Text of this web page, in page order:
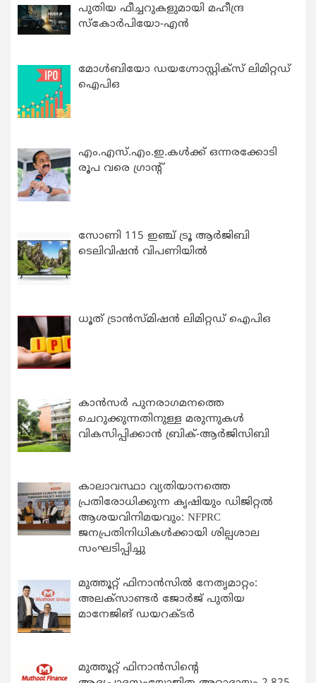
പുതിയ ഫീച്ചറുകളുമായി മഹീന്ദ്ര
സ്കോർപിയോ-എൻ
മോൾബിയോ ഡയഗ്നോസ്റ്റിക്സ് ലിമിറ്റഡ്
ഐപിഒ
എം.എസ്.എം.ഇ.കൾക്ക് ഒന്നരക്കോടി
രൂപ വരെ ഗ്രാന്റ്
സോണി 115 ഇഞ്ച് ട്രൂ ആർജിബി
ടെലിവിഷൻ വിപണിയിൽ
ധൂത് ട്രാൻസ്മിഷൻ ലിമിറ്റഡ് ഐപിഒ
കാന്‍സര്‍ പുനരാഗമനത്തെ
ചെറുക്കുന്നതിനുള്ള മരുന്നുകള്‍
വികസിപ്പിക്കാന്‍ ബ്രിക്-ആര്‍ജിസിബി
കാലാവസ്ഥാ വ്യതിയാനത്തെ
പ്രതിരോധിക്കുന്ന കൃഷിയും ഡിജിറ്റൽ
ആശയവിനിമയവും: NFPRC
ജനപ്രതിനിധികൾക്കായി ശില്പശാല
സംഘടിപ്പിച്ചു
മുത്തൂറ്റ് ഫിനാൻസിൽ നേതൃമാറ്റം:
അലക്സാണ്ടർ ജോർജ് പുതിയ
മാനേജിങ് ഡയറക്ടർ
മുത്തൂറ്റ് ഫിനാൻസിന്റെ